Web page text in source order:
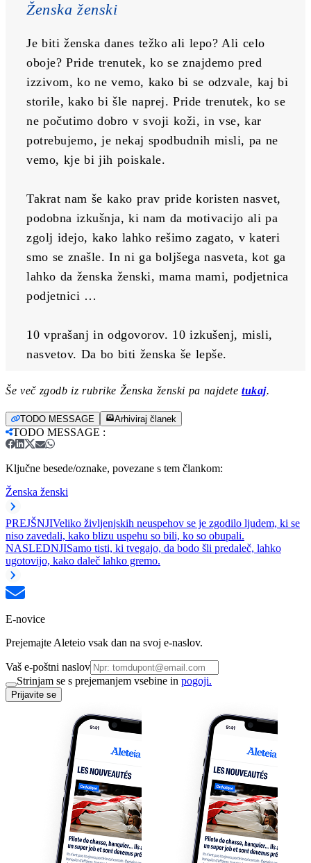
Ženska ženski
Je biti ženska danes težko ali lepo? Ali celo
oboje? Pride trenutek, ko se znajdemo pred
izzivom, ko ne vemo, kako bi se odzvale, kaj bi
storile, kako bi šle naprej. Pride trenutek, ko se
ne počutimo dobro v svoji koži, in vse, kar
potrebujemo, je nekaj spodbudnih misli, pa ne
vemo, kje bi jih poiskale.
Takrat nam še kako prav pride koristen nasvet,
podobna izkušnja, ki nam da motivacijo ali pa
zgolj idejo, kako lahko rešimo zagato, v kateri
smo se znašle. In ni ga boljšega nasveta, kot ga
lahko da ženska ženski, mama mami, podjetnica
podjetnici …
10 vprašanj in odgovorov. 10 izkušenj, misli,
nasvetov. Da bo biti ženska še lepše.
Še več zgodb iz rubrike Ženska ženski pa najdete tukaj.
TODO MESSAGE Arhiviraj članek
TODO MESSAGE :
Ključne besede/oznake, povezane s tem člankom:
Ženska ženski
PREJŠNJIVeliko življenjskih neuspehov se je zgodilo ljudem, ki se
niso zavedali, kako blizu uspehu so bili, ko so obupali.
NASLEDNJISamo tisti, ki tvegajo, da bodo šli predaleč, lahko
ugotovijo, kako daleč lahko gremo.
E-novice
Prejemajte Aleteio vsak dan na svoj e-naslov.
Vaš e-poštni naslov
Strinjam se s prejemanjem vsebine in pogoji.
Prijavite se